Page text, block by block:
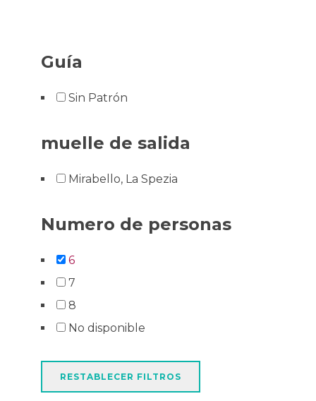
Guía
Sin Patrón
muelle de salida
Mirabello, La Spezia
Numero de personas
6
7
8
No disponible
RESTABLECER FILTROS